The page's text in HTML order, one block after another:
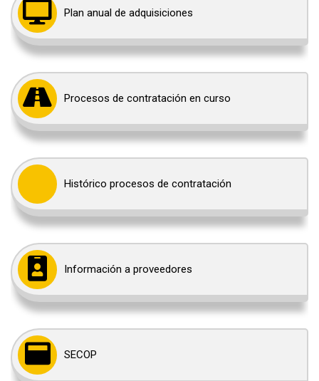
Plan anual de adquisiciones
Procesos de contratación en curso
Histórico procesos de contratación
Información a proveedores
SECOP